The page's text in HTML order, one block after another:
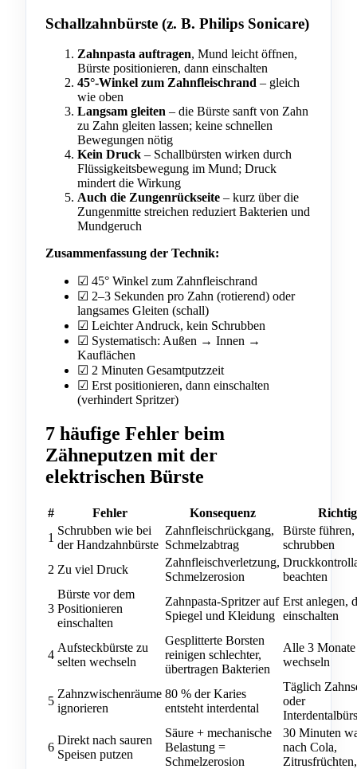
Schallzahnbürste (z. B. Philips Sonicare)
Zahnpasta auftragen, Mund leicht öffnen,
Bürste positionieren, dann einschalten
45°-Winkel zum Zahnfleischrand – gleich
wie oben
Langsam gleiten – die Bürste sanft von Zahn
zu Zahn gleiten lassen; keine schnellen
Bewegungen nötig
Kein Druck – Schallbürsten wirken durch
Flüssigkeitsbewegung im Mund; Druck
mindert die Wirkung
Auch die Zungenrückseite – kurz über die
Zungenmitte streichen reduziert Bakterien und
Mundgeruch
Zusammenfassung der Technik:
☑ 45° Winkel zum Zahnfleischrand
☑ 2–3 Sekunden pro Zahn (rotierend) oder
langsames Gleiten (schall)
☑ Leichter Andruck, kein Schrubben
☑ Systematisch: Außen → Innen →
Kauflächen
☑ 2 Minuten Gesamtputzzeit
☑ Erst positionieren, dann einschalten
(verhindert Spritzer)
7 häufige Fehler beim
Zähneputzen mit der
elektrischen Bürste
# Fehler Konsequenz
Richtig
1
Schrubben wie bei
der Handzahnbürste
Zahnfleischrückgang,
Schmelzabtrag
Bürste
schrubben
2 Zu viel Druck
Zahnfleischverletzung,
Schmelzerosion
beachten
3
Bürste vor dem
Positionieren
einschalten
Zahnpasta-Spritzer auf
Spiegel und Kleidung
Erst anlegen,
einschalten
4
Aufsteckbürste zu
selten wechseln
Gesplitterte Borsten
reinigen schlechter,
übertragen Bakterien
Alle 3 Monate
wechseln
5
Zahnzwischenräume
ignorieren
80 % der Karies
entsteht interdental
Täglich
oder
6
Direkt nach sauren
Speisen putzen
Säure + mechanische
Belastung =
Schmelzerosion
30 Minuten
nach Cola,